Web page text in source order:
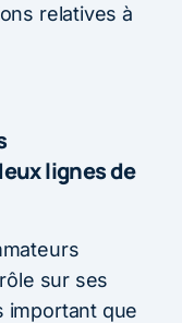
relatives à
lignes de
sur ses
important que